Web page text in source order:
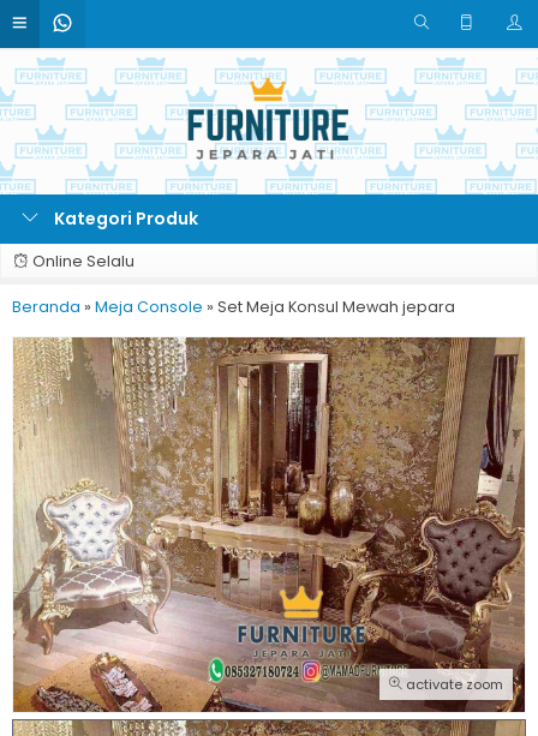
Kategori Produk
Online Selalu
Beranda » Meja Console » Set Meja Konsul Mewah jepara
activate zoom